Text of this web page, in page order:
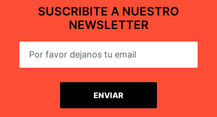
SUSCRIBITE A NUESTRO
NEWSLETTER